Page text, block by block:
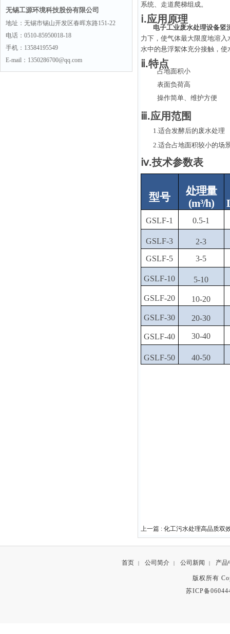
无锡工源环境科技股份有限公司
地址：无锡市锡山开发区春晖东路151-22
电话：0510-85950018-18
手机：13584195549
E-mail：1350286700@qq.com
系统、走道爬梯组成。
ⅰ.应用原理
电子工业废水处理设备竖
力下，使气体最大限度地溶
水中的悬浮絮体充分接触，
ⅱ.特点
占地面积小
表面负荷高
操作简单、维护方便
ⅲ.应用范围
1.适合发酵后的废水处理
2.适合占地面积较小的场
ⅳ.技术参数表
型号 处理量
(m³/h)
GSLF-1 0.5-1
GSLF-3
2-3
GSLF-5
3-5
GSLF-10 5-10
GSLF-20 10-20
GSLF-30 20-30
GSLF-40 30-40
GSLF-50 40-50
上一篇 : 化工污水处理高品质双
首页 | 公司简介 | 公司新闻 | 产品
版权所有
苏ICP备